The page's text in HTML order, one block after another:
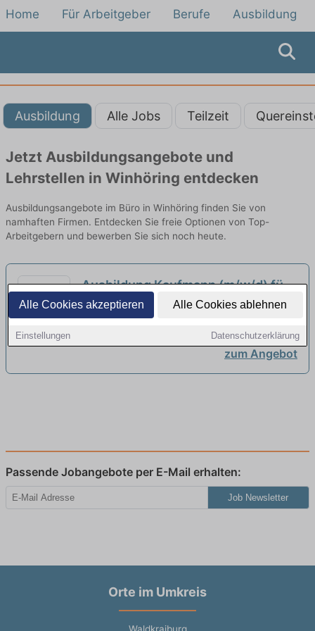
Alle Cookies akzeptieren Alle Cookies ablehnen
Einstellungen Datenschutzerklärung
Home Für Arbeitgeber Berufe Ausbildung
Ausbildung Alle Jobs Teilzeit
Jetzt Ausbildungsangebote und
Lehrstellen in Winhöring entdecken
Ausbildungsangebote im Büro in Winhöring finden Sie von
namhaften Firmen. Entdecken Sie freie Optionen von Top-
Arbeitgebern und bewerben Sie sich noch heute.
Ausbildung Kaufmann (m/w/d) für
Büromanagement neu
Streller GmbH Co. KG | Heldenstein
zum Angebot
Passende Jobangebote per E-Mail erhalten:
Job Newsletter
Orte im Umkreis